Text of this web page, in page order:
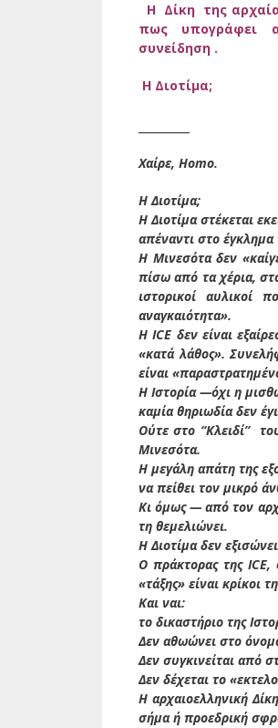
Η Δίκη της
πως υπογράφει
συνείδηση .
Η Διοτίμα;
Χαίρε, Homo.
Η Διοτίμα;
Η Διοτίμα στέκεται
απέναντι στο
Η Μινεσότα δεν
πίσω από τα χέρια,
ιστορικοί αυλικοί
αναγκαιότητα».
Η ICE δεν είναι
«κατά λάθος».
είναι
Η Ιστορία —όχι η
καμία θηριωδία δεν
Ούτε στο “Κλειδί”
Μινεσότα.
Η μεγάλη απάτη της
να πείθει τον μικρό
Κι όμως — από τον
τη θεμελιώνει.
Η Διοτίμα δεν
Ο πράκτορας της ICE,
«τάξης» είναι κρίκοι
Και ναι:
το δικαστήριο της
Δεν αθωώνει στο
Δεν συγκινείται από
Δεν δέχεται το
Η αρχαιοελληνική
σήμα ή προεδρική